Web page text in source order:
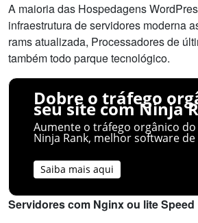
A maioria das Hospedagens
infraestrutura de servidores moderna
rams atualizada, Processadores de
também todo parque tecnológico.
Dobre o tráfego
seu site com Ninja
Aumente o tráfego orgânico
Ninja Rank, melhor software de
Saiba mais aqui
Servidores com Nginx ou lite Speed